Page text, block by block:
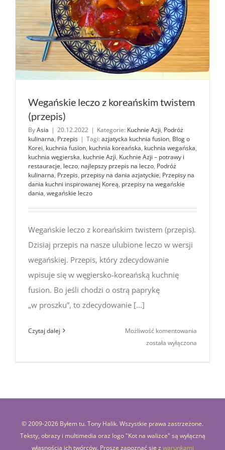
Wegańskie leczo z koreańskim twistem
(przepis)
ByAsia | 20.12.2022 | Kategorie: Kuchnie Azji, Podróż
kulinarna, Przepis | Tagi: azjatycka kuchnia fusion, Blog o
Korei, kuchnia fusion, kuchnia koreańska, kuchnia wegańska,
kuchnia węgierska, kuchnie Azji, Kuchnie Azji – potrawy i
restauracje, leczo, najlepszy przepis na leczo, Podróż
kulinarna, Przepis, przepisy na dania azjatyckie, Przepisy na
dania kuchni inspirowanej Koreą, przepisy na wegańskie
dania, wegańskie leczo
Wegańskie leczo z koreańskim twistem (przepis).
Dzisiaj przepis na nasze ulubione leczo w wersji
wegańskiej. Przepis, który zdecydowanie
wpisuje się w węgiersko-koreańską kuchnię
fusion. Bo jeśli chodzi o ostrą paprykę
„w proszku”, to zdecydowanie [...]
Czytaj dalej Możliwość komentowania
została wyłączona
© 2009-2026 Byłem tu. Tony Halik. Wszystkie prawa zastrzeżone.
Teksty, obrazy i multimedia oraz logo "Kot na walizce" są wyłączną
własnością ich twórców. Proszę zapoznać się z warunkami